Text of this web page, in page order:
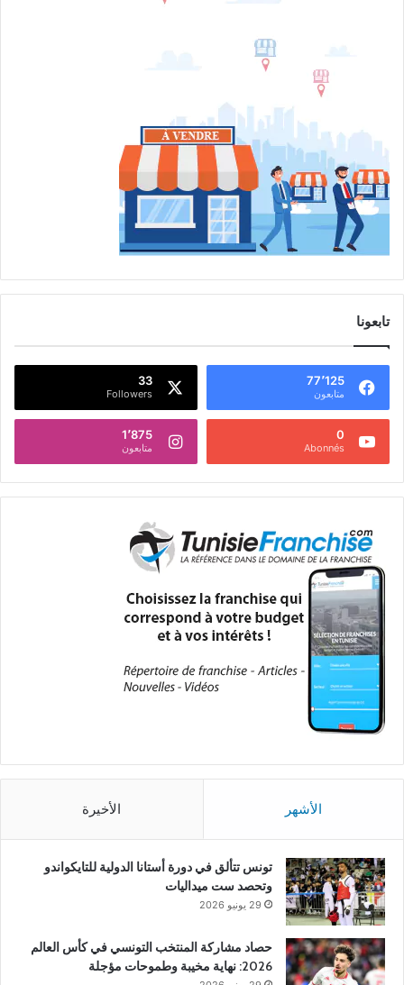
تابعونا
77٬125
متابعون
33
Followers
0
Abonnés
1٬875
متابعون
الأشهر الأخيرة
تونس تتألق في دورة أستانا الدولية للتايكواندو
وتحصد ست ميداليات
29 يونيو 2026
حصاد مشاركة المنتخب التونسي في كأس العالم
2026: نهاية مخيبة وطموحات مؤجلة